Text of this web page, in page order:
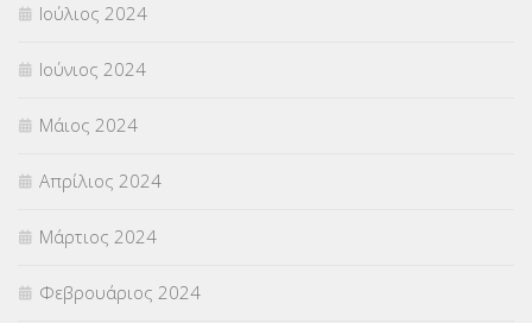
Ιούλιος 2024
Ιούνιος 2024
Μάιος 2024
Απρίλιος 2024
Μάρτιος 2024
Φεβρουάριος 2024